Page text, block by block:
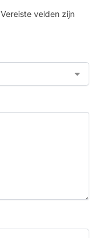
Vereiste velden zijn